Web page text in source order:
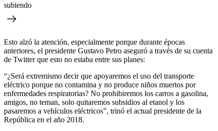
subiendo
Esto alzó la atención, especialmente porque durante épocas
anteriores, el presidente Gustavo Petro aseguró a través de su cuenta
de Twitter que esto no estaba entre sus planes:
“¿Será extremismo decir que apoyaremos el uso del transporte
eléctrico porque no contamina y no produce niños muertos por
enfermedades respiratorias? No prohibiremos los carros a gasolina,
amigos, no teman, solo quitaremos subsidios al etanol y los
pasaremos a vehículos eléctricos”, trinó el actual presidente de la
República en el año 2018.